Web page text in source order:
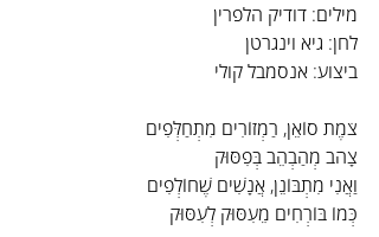
מילים: דודיק הלפרין
לחן: גיא וינגרטן
ביצוע: אנסמבל קולי
צֹמֶת סוֹאֵן, רַמְזוֹרִים מִתְחַלְּפִים
צָהֹב מְהַבְהֵב בְּפִסּוּק
וַאֲנִי מִתְבּוֹנֵן, אֲנָשִׁים שֶׁחוֹלְפִים
כְּמוֹ בּוֹרְחִים מֵעִסּוּק לְעִסּוּק